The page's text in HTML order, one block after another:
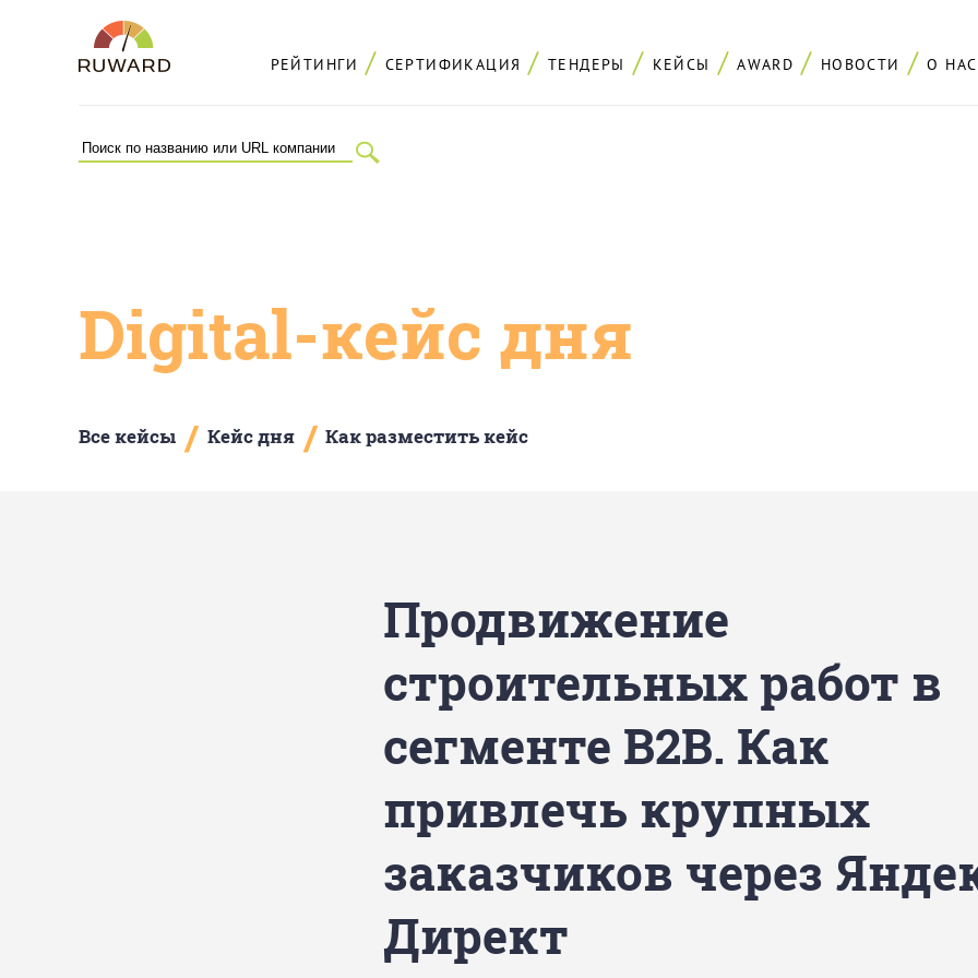
РЕЙТИНГИ СЕРТИФИКАЦИЯ ТЕНДЕРЫ КЕЙСЫ AWARD НОВОСТИ О НАС
Digital-кейс дня
Все кейсы / Кейс дня / Как разместить кейс
Продвижение
строительных работ в
сегменте B2B. Как
привлечь крупных
заказчиков через
Директ